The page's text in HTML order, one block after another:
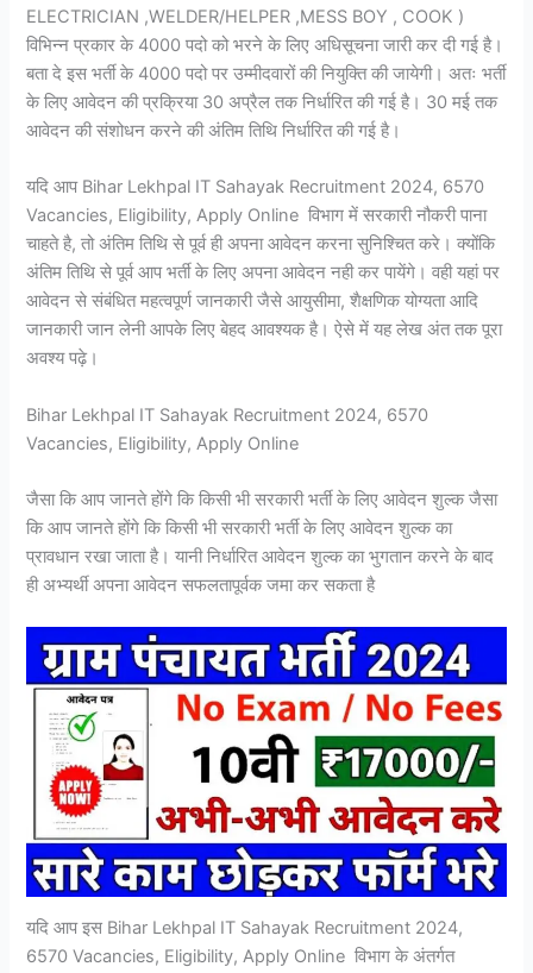
ELECTRICIAN ,WELDER/HELPER ,MESS BOY , COOK )
विभिन्न प्रकार के 4000 पदो को भरने के लिए अधिसूचना जारी कर दी गई है।
बता दे इस भर्ती के 4000 पदो पर उम्मीदवारों की नियुक्ति की जायेगी। अतः भर्ती
के लिए आवेदन की प्रक्रिया 30 अप्रैल तक निर्धारित की गई है। 30 मई तक
आवेदन की संशोधन करने की अंतिम तिथि निर्धारित की गई है।
यदि आप Bihar Lekhpal IT Sahayak Recruitment 2024, 6570
Vacancies, Eligibility, Apply Online विभाग में सरकारी नौकरी पाना
चाहते है, तो अंतिम तिथि से पूर्व ही अपना आवेदन करना सुनिश्चित करे। क्योंकि
अंतिम तिथि से पूर्व आप भर्ती के लिए अपना आवेदन नही कर पायेंगे। वही यहां पर
आवेदन से संबंधित महत्वपूर्ण जानकारी जैसे आयुसीमा, शैक्षणिक योग्यता आदि
जानकारी जान लेनी आपके लिए बेहद आवश्यक है। ऐसे में यह लेख अंत तक पूरा
अवश्य पढ़े।
Bihar Lekhpal IT Sahayak Recruitment 2024, 6570
Vacancies, Eligibility, Apply Online
जैसा कि आप जानते होंगे कि किसी भी सरकारी भर्ती के लिए आवेदन शुल्क जैसा
कि आप जानते होंगे कि किसी भी सरकारी भर्ती के लिए आवेदन शुल्क का
प्रावधान रखा जाता है। यानी निर्धारित आवेदन शुल्क का भुगतान करने के बाद
ही अभ्यर्थी अपना आवेदन सफलतापूर्वक जमा कर सकता है
यदि आप इस Bihar Lekhpal IT Sahayak Recruitment 2024,
6570 Vacancies, Eligibility, Apply Online विभाग के अंतर्गत